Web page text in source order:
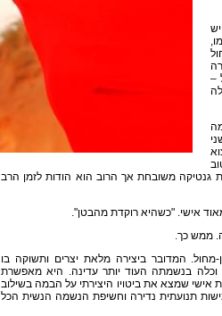
–
גנטיקה משובחת אך הרוב הוא הודות לזמן הרב
אישי. "כשהיא רוקדת מהבטן".
ממש כך.
מחול. המדובר ביצירה מלאת יצרים ותשוקה בו
בנשמתה העוד יותר עדינה. היא מאפשרת
שמצא את ביטויו היצירתי על הבמה בשילוב
תנועתית נדירה וחשיפת הנשמה הנשית הכל